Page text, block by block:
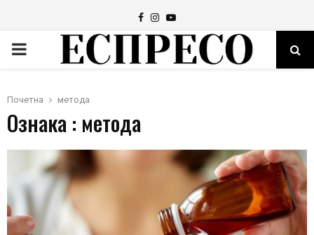
Facebook
Instagram
Youtube
PRIMARY
Почетна метода
Ознака : метода